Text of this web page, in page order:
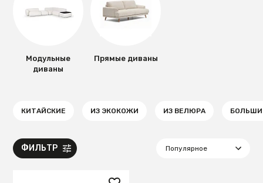
Модульные
диваны
Прямые диваны
КИТАЙСКИЕ ИЗ ЭКОКОЖИ ИЗ ВЕЛЮРА
ФИЛЬТР